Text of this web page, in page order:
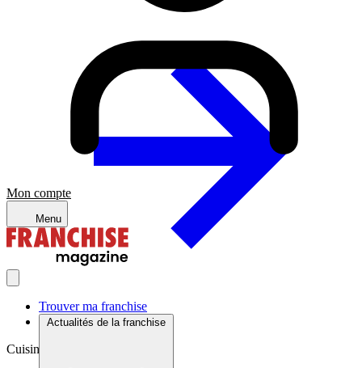
Mon compte
Menu
Trouver ma franchise
Actualités de la franchise
Cuisine du monde